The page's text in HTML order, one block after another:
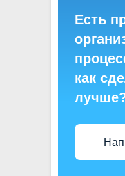
Есть
как